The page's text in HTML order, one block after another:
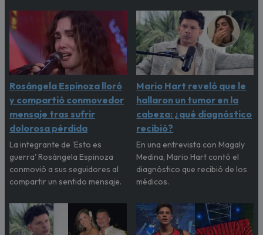
Rosángela Espinoza lloró
y compartió conmovedor
mensaje tras sufrir
dolorosa pérdida
La integrante de 'Esto es
guerra' Rosángela Espinoza
conmovió a sus seguidores al
compartir un sentido mensaje.
Mario Hart reveló que le
hallaron un tumor en la
cabeza: ¿qué diagnóstico
recibió?
En una entrevista con Magaly
Medina, Mario Hart contó el
diagnóstico que recibió de los
médicos.